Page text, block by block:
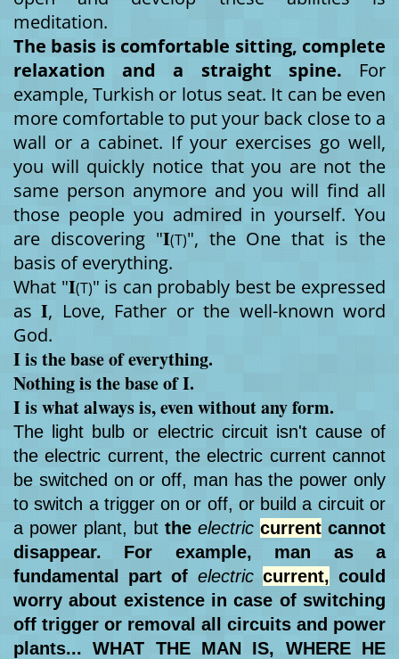
meditation.
The basis is comfortable sitting, complete
relaxation and a straight spine. For
example, Turkish or lotus seat. It can be even
more comfortable to put your back close to a
wall or a cabinet. If your exercises go well,
you will quickly notice that you are not the
same person anymore and you will find all
those people you admired in yourself. You
are discovering "I(T)", the One that is the
basis of everything.
What "I(T)" is can probably best be expressed
asI, Love, Father or the well-known word
God.
I is the base of everything.
Nothing is the base of I.
I is what always is, even without any form.
The light bulb or electric circuit isn't cause of
the electric current, the electric current cannot
be switched on or off, man has the power only
to switch a trigger on or off, or build a circuit or
a power plant, buttheelectric current cannot
disappear. For example, man as a
fundamental part of electric current, could
worry about existence in case of switching
off trigger or removal all circuits and power
plants... WHAT THE MAN IS, WHERE HE